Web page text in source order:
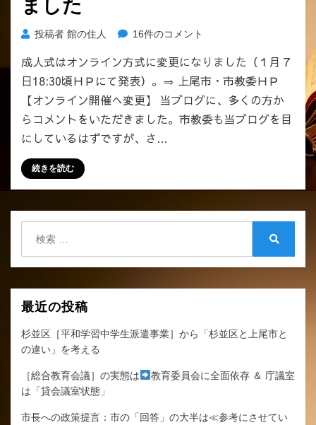
ました
投稿者 館の住人
上
市
の
成
式
は、
ま
は
に
の
か
ン
16件のコメント
成人式はオンライン方式に変更になりました（１月７
日18:30頃ＨＰにて発表）。⇒ 上尾市・市教委ＨＰ
【オンライン開催へ変更】 当ブログに、多くの方か
らコメントをいただきました。市教委も当ブログを目
にしているはずですが、さ…
続きを読む
最近の投稿
杉並区［平和学習中学生派遣事業］から「杉並区と上尾市と
の違い」を考える
［総合教育会議］の実態は
教育委員会に全面依存 ＆ 庁議室
は「貸会議室状態」
市長への政策提言：市の「回答」の大半は≪参考にさせてい